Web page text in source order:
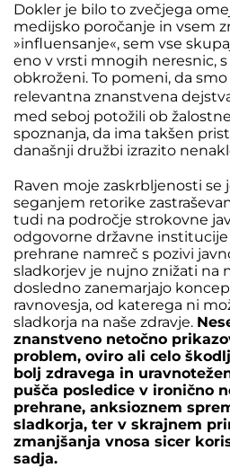
Dokler je bilo to zvečjega
medijsko poročanje in vsem
»influensanje«, sem vse
eno v vrsti mnogih neresnic,
obkroženi. To pomeni, da
relevantna znanstvena
med seboj potožili ob
spoznanja, da ima takšen
današnji družbi izrazito
Raven moje zaskrbljenosti se
seganjem retorike
tudi na področje strokovne
odgovorne državne
prehrane namreč s pozivi
sladkorjev je nujno znižati na
dosledno zanemarjajo
ravnovesja, od katerega ni
sladkorja na naše zdravje.
znanstveno netočno
problem, oviro ali celo
bolj zdravega in
pušča posledice v ironično
prehrane, anksioznem
sladkorja, ter v skrajnem
zmanjšanja vnosa sicer
sadja.